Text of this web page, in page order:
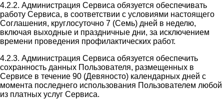
4.2.2. Администрация Сервиса обязуется обеспечивать
работу Сервиса, в соответствии с условиями настоящего
Соглашения, круглосуточно 7 (Семь) дней в неделю,
включая выходные и праздничные дни, за исключением
времени проведения профилактических работ.
4.2.3. Администрация Сервиса обязуется обеспечить
сохранность данных Пользователя, размещенных в
Сервисе в течение 90 (Девяносто) календарных дней с
момента последнего использования Пользователем любой
из платных услуг Сервиса.